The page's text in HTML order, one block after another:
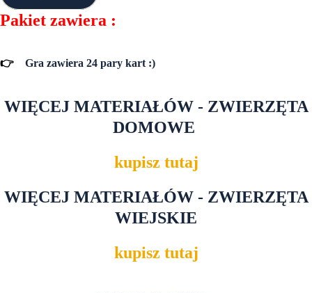
Pakiet zawiera :
👉 Gra zawiera 24 pary kart :)
WIĘCEJ MATERIAŁÓW - ZWIERZĘTA
DOMOWE
kupisz tutaj
WIĘCEJ MATERIAŁÓW - ZWIERZĘTA
WIEJSKIE
kupisz tutaj